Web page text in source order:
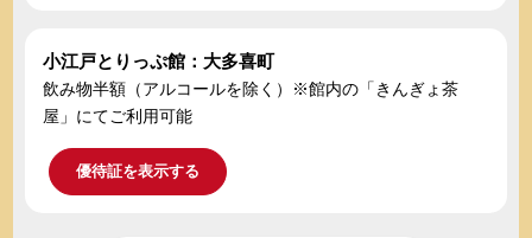
小江戸とりっぷ館：大多喜町
飲み物半額（アルコールを除く）※館内の「きんぎょ茶
屋」にてご利用可能
優待証を表示する